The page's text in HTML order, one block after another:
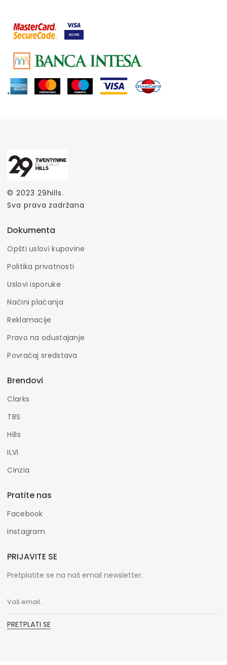
© 2023 29hills.
Sva prava zadržana
Dokumenta
Opšti uslovi kupovine
Politika privatnosti
Uslovi isporuke
Načini plaćanja
Reklamacije
Pravo na odustajanje
Povraćaj sredstava
Brendovi
Clarks
TBS
Hills
ILVI
Cinzia
Pratite nas
Facebook
Instagram
PRIJAVITE SE
Pretplatite se na naš email newsletter.